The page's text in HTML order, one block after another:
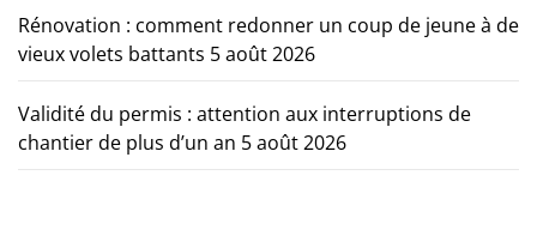
Rénovation : comment redonner un coup de jeune à de
vieux volets battants 5 août 2026
Validité du permis : attention aux interruptions de
chantier de plus d’un an 5 août 2026